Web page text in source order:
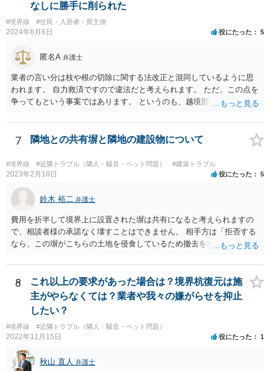
なしに勝手に削られた
#境界線 #住民・入居者・買主側
2024年6月6日 役にたった 5
匿名A 弁護士
業者の言い分は枝や根の切除に関する法改正と混同しているように思
われます。 自力救済ですので違法だと考えられます。 ただ、この点を
争ってもという事案ではあります。 というのも、越境部分の解消に関
業者が費用負担を求めない場合は、経済的に見て得と評価できる面が
あるからです。 売主・隣地所有者・ご自身で現場と事実関係を確認し
微々たるものになってしまうかと思います）
7 隣地との共有塀と隣地の建設物について
#境界線 #近隣トラブル（隣人・騒音・ペット問題） #建築トラブル
2023年2月18日 役にたった 5
鈴木 裕二 弁護士
費用を折半して境界上に設置された塀は共有になると考えられますの
で、相談者様の承諾なく壊すことはできません。 相手方は「拒否する
なら、この塀がこちらの土地を侵食しているため撤去を求める手続き
ているわけですから、相談者様の同意なく塀の撤去を求めることは法
的には難しいように思われます。 また、「隣地（相談者様）の許可」
というのが何の許可を示しているのか判然としませんが、一般に、高
層建築物の建築確認を得る際は、近隣住民と協議してその建築に関し
同意を得るよう行政指導が行われておりますので、（推測になってし
まいますが）この同意を得ている旨虚偽の申請を行い、建築許可を得
たのかもしれません。 近隣住民の同意は必須の要件ではないため、直
ちに建築確認自体が取り消されるわけではございませんが、虚偽の申
請を行ったことについて申請者の責任を追及する余地はあろうかと存
8
これ以上の要求があった場合は？境界杭復元は施
主がやらなくては？業者や我々の嫌がらせを抑止
したい？
#境界線 #近隣トラブル（隣人・騒音・ペット問題）
2022年11月15日 役にたった 1
秋山 直人 弁護士